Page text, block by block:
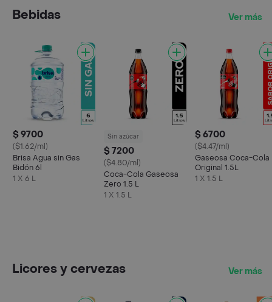
Bebidas Ver más
$ 9700
($1.62/ml)
Brisa Agua sin Gas
Bidón 6l
1 X 6 L
Sin azúcar
$ 7200
($4.80/ml)
Coca-Cola Gaseosa
Zero 1.5 L
1 X 1.5 L
$ 6700
($4.47/ml)
Gaseosa Coca-Cola
Original 1.5L
1 X 1.5 L
Licores y cervezas Ver más